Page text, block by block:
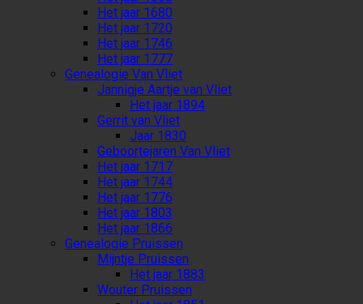
Het jaar 1680
Het jaar 1720
Het jaar 1746
Het jaar 1777
Genealogie Van Vliet
Jannigje Aartje van Vliet
Het jaar 1894
Gerrit van Vliet
Jaar 1830
Geboortejaren Van Vliet
Het jaar 1717
Het jaar 1744
Het jaar 1776
Het jaar 1803
Het jaar 1866
Genealogie Pruissen
Mijntje Pruissen
Het jaar 1883
Wouter Pruissen